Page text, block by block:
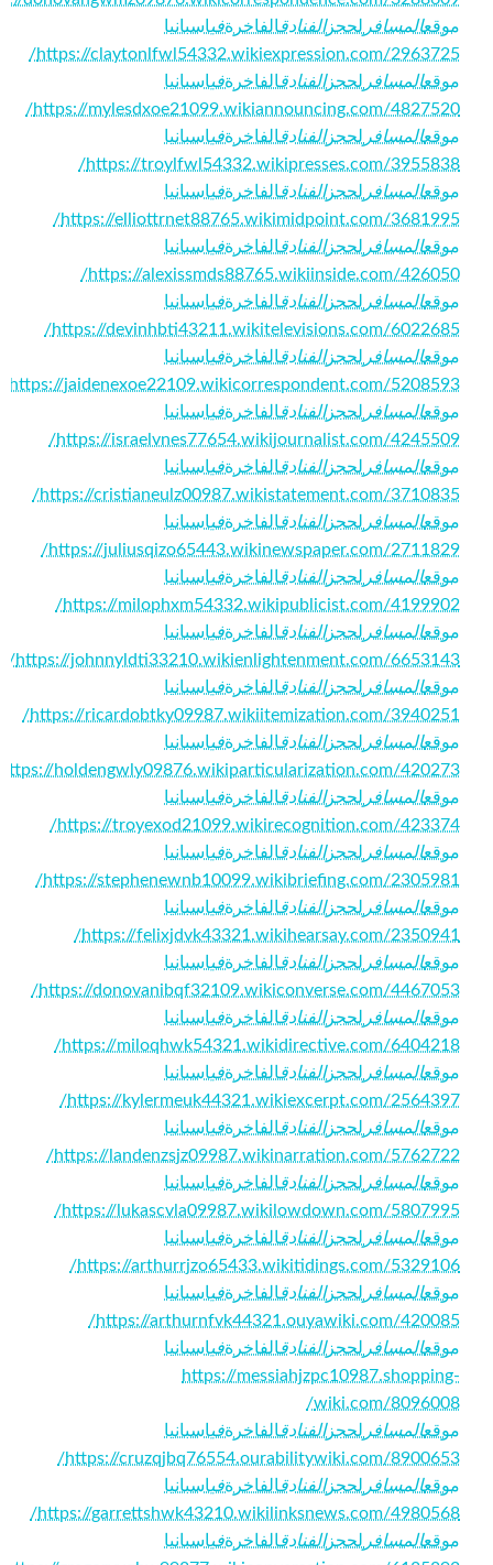
موقعالمسافر لحجزالفنادقالفاخرةفياسبانيا
https://claytonlfwl54332.wikiexpression.com/2963725/
موقعالمسافر لحجزالفنادقالفاخرةفياسبانيا
https://mylesdxoe21099.wikiannouncing.com/4827520/
موقعالمسافر لحجزالفنادقالفاخرةفياسبانيا
https://troylfwl54332.wikipresses.com/3955838/
موقعالمسافر لحجزالفنادقالفاخرةفياسبانيا
https://elliottrnet88765.wikimidpoint.com/3681995/
موقعالمسافر لحجزالفنادقالفاخرةفياسبانيا
https://alexissmds88765.wikiinside.com/426050/
موقعالمسافر لحجزالفنادقالفاخرةفياسبانيا
https://devinhbti43211.wikitelevisions.com/6022685/
موقعالمسافر لحجزالفنادقالفاخرةفياسبانيا
موقعالمسافر لحجزالفنادقالفاخرةفياسبانيا
https://israelvnes77654.wikijournalist.com/4245509/
موقعالمسافر لحجزالفنادقالفاخرةفياسبانيا
https://cristianeulz00987.wikistatement.com/3710835/
موقعالمسافر لحجزالفنادقالفاخرةفياسبانيا
https://juliusqizo65443.wikinewspaper.com/2711829/
موقعالمسافر لحجزالفنادقالفاخرةفياسبانيا
https://milophxm54332.wikipublicist.com/4199902/
موقعالمسافر لحجزالفنادقالفاخرةفياسبانيا
https://johnnyldti33210.wikienlightenment.com/6653143/
موقعالمسافر لحجزالفنادقالفاخرةفياسبانيا
https://ricardobtky09987.wikiitemization.com/3940251/
موقعالمسافر لحجزالفنادقالفاخرةفياسبانيا
موقعالمسافر لحجزالفنادقالفاخرةفياسبانيا
https://troyexod21099.wikirecognition.com/423374/
موقعالمسافر لحجزالفنادقالفاخرةفياسبانيا
https://stephenewnb10099.wikibriefing.com/2305981/
موقعالمسافر لحجزالفنادقالفاخرةفياسبانيا
https://felixjdvk43321.wikihearsay.com/2350941/
موقعالمسافر لحجزالفنادقالفاخرةفياسبانيا
https://donovanibqf32109.wikiconverse.com/4467053/
موقعالمسافر لحجزالفنادقالفاخرةفياسبانيا
https://miloqhwk54321.wikidirective.com/6404218/
موقعالمسافر لحجزالفنادقالفاخرةفياسبانيا
https://kylermeuk44321.wikiexcerpt.com/2564397/
موقعالمسافر لحجزالفنادقالفاخرةفياسبانيا
https://landenzsjz09987.wikinarration.com/5762722/
موقعالمسافر لحجزالفنادقالفاخرةفياسبانيا
https://lukascvla09987.wikilowdown.com/5807995/
موقعالمسافر لحجزالفنادقالفاخرةفياسبانيا
https://arthurrjzo65433.wikitidings.com/5329106/
موقعالمسافر لحجزالفنادقالفاخرةفياسبانيا
https://arthurnfvk44321.ouyawiki.com/420085/
موقعالمسافر لحجزالفنادقالفاخرةفياسبانيا
https://messiahjzpc10987.shopping-
wiki.com/8096008/
موقعالمسافر لحجزالفنادقالفاخرةفياسبانيا
https://cruzqjbq76554.ourabilitywiki.com/8900653/
موقعالمسافر لحجزالفنادقالفاخرةفياسبانيا
https://garrettshwk43210.wikilinksnews.com/4980568/
موقعالمسافر لحجزالفنادقالفاخرةفياسبانيا